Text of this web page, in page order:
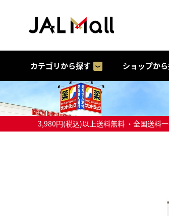
カテゴリから探す ショップか
3,980円(税込)以上送料無料 ・全国送料